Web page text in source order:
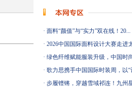
· 面料“颜值”与“实力”双在线！20...
· 2026中国国际面料设计大赛走进
· 绿色纤维赋能服装升级，中国时
· 歌力思携手中国国际时装周，以“
· 步履铿锵，穿越雪域祁连！九州